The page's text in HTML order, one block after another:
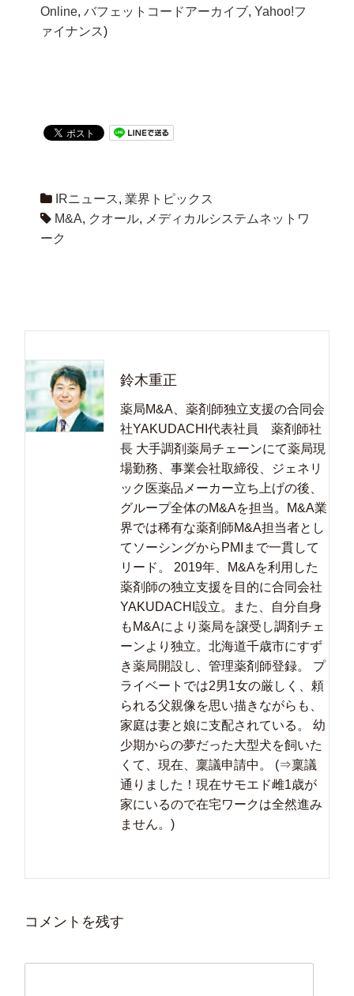
Online,バフェットコードアーカイブ,Yahoo!フ
ァイナンス)
IRニュース,業界トピックス
M&A, クオール, メディカルシステムネットワ
ーク
鈴木重正
薬局M&A、薬剤師独立支援の合同会
社YAKUDACHI代表社員 薬剤師社
長 大手調剤薬局チェーンにて薬局現
場勤務、事業会社取締役、ジェネリ
ック医薬品メーカー立ち上げの後、
グループ全体のM&Aを担当。M&A業
界では稀有な薬剤師M&A担当者とし
てソーシングからPMIまで一貫して
リード。 2019年、M&Aを利用した
薬剤師の独立支援を目的に合同会社
YAKUDACHI設立。また、自分自身
もM&Aにより薬局を譲受し調剤チェ
ーンより独立。北海道千歳市にすず
き薬局開設し、管理薬剤師登録。 プ
ライベートでは2男1女の厳しく、頼
られる父親像を思い描きながらも、
家庭は妻と娘に支配されている。 幼
少期からの夢だった大型犬を飼いた
くて、現在、稟議申請中。 (⇒稟議
通りました！現在サモエド雌1歳が
家にいるので在宅ワークは全然進み
ません。)
コメントを残す